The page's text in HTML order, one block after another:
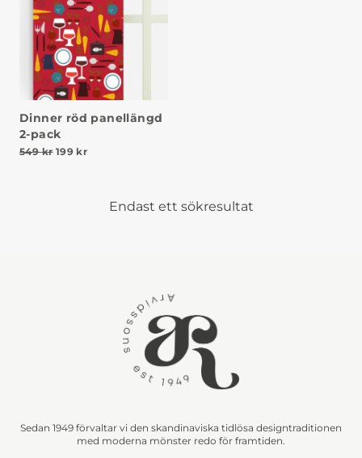
Dinner röd panellängd
2-pack
549kr Det ursprungliga priset var: 549 kr.
199 krDet nuvarande priset är: 199 kr.
Endast ett sökresultat
Sedan 1949 förvaltar vi den skandinaviska tidlösa designtraditionen
med moderna mönster redo för framtiden.